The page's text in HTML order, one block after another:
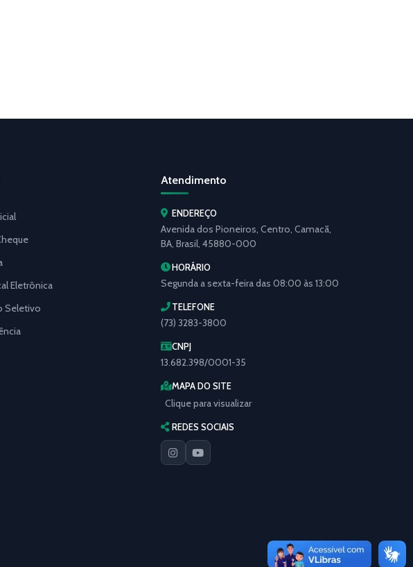
Eletrônica
Seletivo
Atendimento
ENDEREÇO
Avenida dos Pioneiros, Centro, Camacã,
BA, Brasil, 45880-000
HORÁRIO
Segunda a sexta-feira das 08:00 às 13:00
TELEFONE
(73) 3283-3800
CNPJ
13.682.398/0001-35
MAPA DO SITE
Clique para visualizar
REDES SOCIAIS